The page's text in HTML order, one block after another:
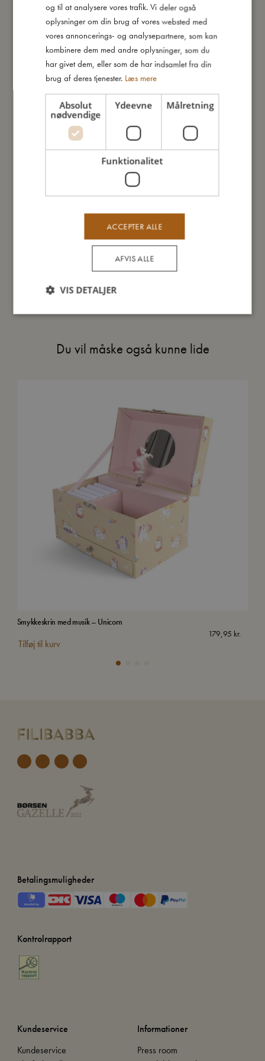
kan være med i legen. De er ideelle for børn fra 6 måneder
og er en vidunderlig tilføjelse til ethvert bad.
Kort om mig:
- Sættet inkluderer tre kopper, en med hank
- Huller i bunden for endnu mere vandleg
- Lavet af 100% neopren
- Anbefalet alder: 6+ måneder
Så stor er jeg
Jeg er lavet af
Du vil måske også kunne lide
Smykkeskrin med musik – Unicorn
179,95 kr.
Tilføj til kurv
Betalingsmuligheder
Kontrolrapport
Kundeservice
Kundeservice
Informationer
Press room
GERMAN
og til at analysere vores trafik. Vi deler også
oplysninger om din brug af vores websted med
vores annoncerings- og analysepartnere, som kan
kombinere dem med andre oplysninger, som du
har givet dem, eller som de har indsamlet fra din
brug af deres tjenester. Læs mere
Absolut
nødvendige
Ydeevne Målretning
Funktionalitet
ACCEPTER ALLE
AFVIS ALLE
VIS DETALJER